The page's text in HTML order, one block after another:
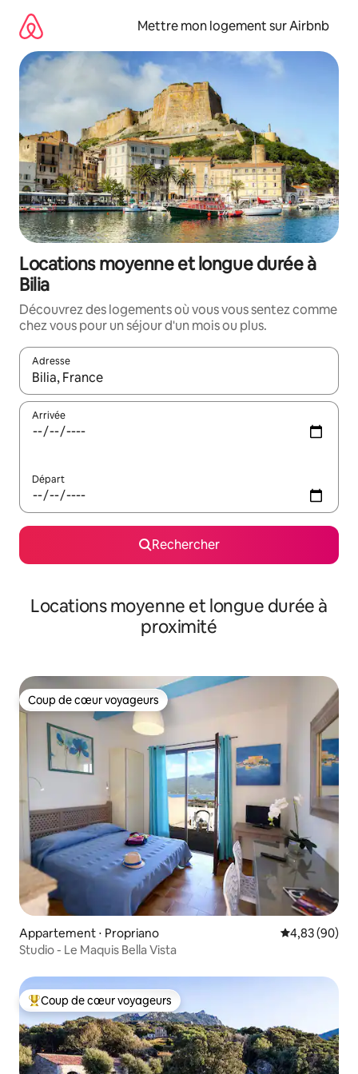
directement
contenu
Mettre mon logement sur Airbnb
Locations moyenne et longue durée à
Bilia
Découvrez des logements où vous vous sentez comme
chez vous pour un séjour d'un mois ou plus.
Adresse
Lorsque les résultats s'affichent, utilisez les flèches vers le
Arrivée
Départ
Rechercher
Locations moyenne et longue durée à
proximité
Coup de cœur voyageurs
Coup de cœur voyageurs
Appartement ⋅ Propriano Évaluation
4,83 (90)
Studio - Le Maquis Bella Vista
Coups de cœur voyageurs les plus appréciés
Coup de cœur voyageurs